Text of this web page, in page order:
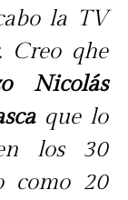
la TV
Creo qhe
Nicolás
que lo
los 30
como 20